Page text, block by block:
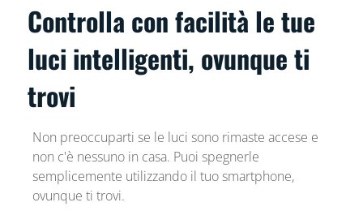
Controlla con facilità le tue
luci intelligenti, ovunque ti
trovi
Non preoccuparti se le luci sono rimaste accese e
non c'è nessuno in casa. Puoi spegnerle
semplicemente utilizzando il tuo smartphone,
ovunque ti trovi.